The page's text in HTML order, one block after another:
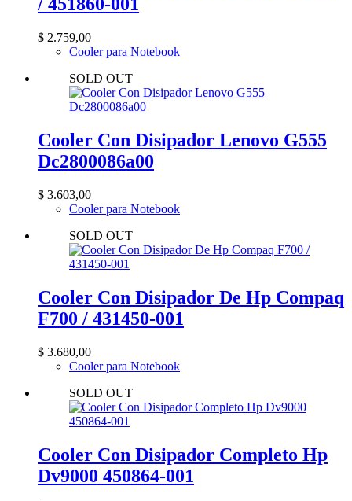
$ 2.759,00
Cooler para Notebook
SOLD OUT
Cooler Con Disipador Lenovo G555
Dc2800086a00
$ 3.603,00
Cooler para Notebook
SOLD OUT
Cooler Con Disipador De Hp Compaq
F700 / 431450-001
$ 3.680,00
Cooler para Notebook
SOLD OUT
Cooler Con Disipador Completo Hp
Dv9000 450864-001